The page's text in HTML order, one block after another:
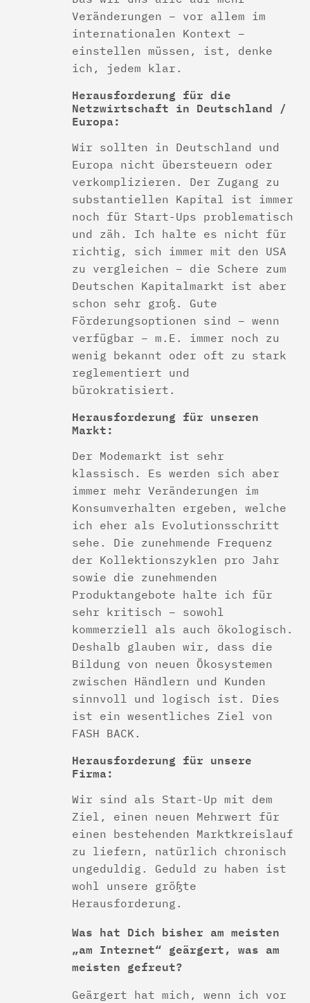
Veränderungen – vor allem im
internationalen Kontext –
einstellen müssen, ist, denke
ich, jedem klar.
Herausforderung für die
Netzwirtschaft in Deutschland /
Europa:
Wir sollten in Deutschland und
Europa nicht übersteuern oder
verkomplizieren. Der Zugang zu
substantiellen Kapital ist immer
noch für Start-Ups problematisch
und zäh. Ich halte es nicht für
richtig, sich immer mit den USA
zu vergleichen – die Schere zum
Deutschen Kapitalmarkt ist aber
schon sehr groß. Gute
Förderungsoptionen sind – wenn
verfügbar – m.E. immer noch zu
wenig bekannt oder oft zu stark
reglementiert und
bürokratisiert.
Herausforderung für unseren
Markt:
Der Modemarkt ist sehr
klassisch. Es werden sich aber
immer mehr Veränderungen im
Konsumverhalten ergeben, welche
ich eher als Evolutionsschritt
sehe. Die zunehmende Frequenz
der Kollektionszyklen pro Jahr
sowie die zunehmenden
Produktangebote halte ich für
sehr kritisch – sowohl
kommerziell als auch ökologisch.
Deshalb glauben wir, dass die
Bildung von neuen Ökosystemen
zwischen Händlern und Kunden
sinnvoll und logisch ist. Dies
ist ein wesentliches Ziel von
FASH BACK.
Herausforderung für unsere
Firma:
Wir sind als Start-Up mit dem
Ziel, einen neuen Mehrwert für
einen bestehenden Marktkreislauf
zu liefern, natürlich chronisch
ungeduldig. Geduld zu haben ist
wohl unsere größte
Herausforderung.
Was hat Dich bisher am meisten
„am Internet“ geärgert, was am
meisten gefreut?
Geärgert hat mich, wenn ich vor